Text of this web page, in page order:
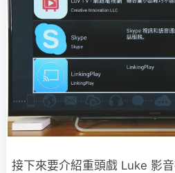
接下來要介紹重頭戲 Luke 影